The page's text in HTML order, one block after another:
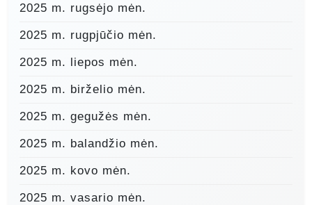
2025 m. rugsėjo mėn.
2025 m. rugpjūčio mėn.
2025 m. liepos mėn.
2025 m. birželio mėn.
2025 m. gegužės mėn.
2025 m. balandžio mėn.
2025 m. kovo mėn.
2025 m. vasario mėn.